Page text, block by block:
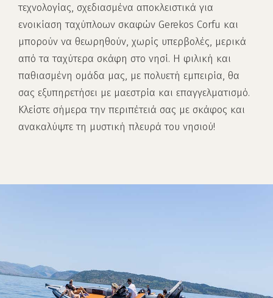
τεχνολογίας, σχεδιασμένα αποκλειστικά για
ενοικίαση ταχύπλοων σκαφών Gerekos Corfu και
μπορούν να θεωρηθούν, χωρίς υπερβολές, μερικά
από τα ταχύτερα σκάφη στο νησί. Η φιλική και
παθιασμένη ομάδα μας, με πολυετή εμπειρία, θα
σας εξυπηρετήσει με μαεστρία και επαγγελματισμό.
Κλείστε σήμερα την περιπέτειά σας με σκάφος και
ανακαλύψτε τη μυστική πλευρά του νησιού!